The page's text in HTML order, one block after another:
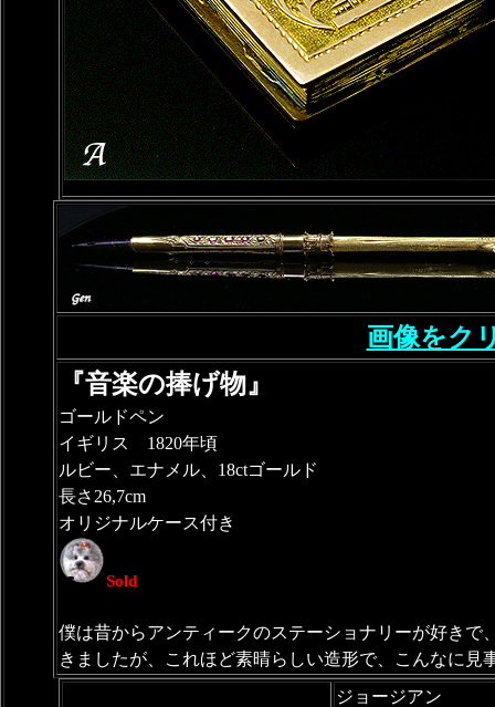
画像をク
『音楽の捧げ物』
ゴールドペン
イギリス 1820年頃
ルビー、エナメル、18ctゴールド
長さ26,7cm
オリジナルケース付き
Sold
僕は昔からアンティークのステーショナリーが好き
きましたが、これほど素晴らしい造形で、こんなに見
ジョージアン